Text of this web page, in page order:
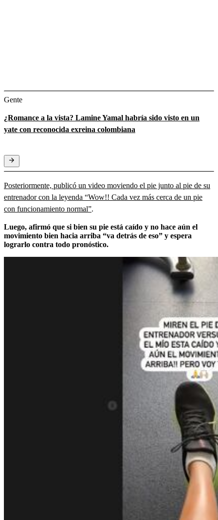
Gente
¿Romance a la vista? Lamine Yamal habría sido visto en un
yate con reconocida exreina colombiana
Posteriormente, publicó un video moviendo el pie junto al pie de su
entrenador con la leyenda “Wow!! Cada vez más cerca de un pie
con funcionamiento normal”.
Luego, afirmó que si bien su pie está caído y no hace aún el
movimiento bien hacia arriba “va detrás de eso” y espera
lograrlo contra todo pronóstico.